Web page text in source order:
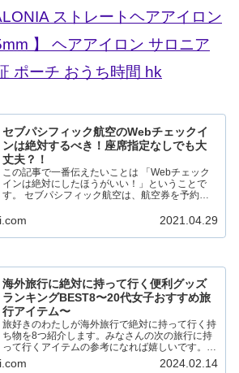
ストレートヘアアイロン
】 ヘアアイロン サロニア
ポーチ おうち時間 hk
セブパシフィック航空のWebチェックイ
ンは絶対するべき！座席指定なしでも大
丈夫？！
この記事で一番伝えたいことは 「Webチェック
インは絶対にしたほうがいい！」ということで
す。 セブパシフィック航空は、航空券を予約す
指定をすることができます。ですが、わざわざ追
2021.04.29
海外旅行に絶対に持って行く便利グッズ
ランキングBEST8〜20代女子おすすめ旅
行アイテム〜
旅好きのわたしが海外旅行で絶対に持って行く持
ち物を8つ紹介します。みなさんの次の旅行に持
って行くアイテムの参考になれば嬉しいです。
海外でも国内でも、旅を充実させてくれるアイテ
ムがたくさんあります！ 渡航経験15回以上のわ
2024.02.14